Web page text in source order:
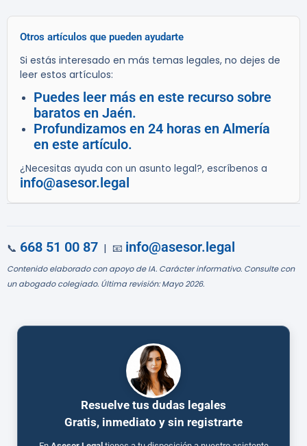
Otros artículos que pueden ayudarte
Si estás interesado en más temas legales, no dejes de
leer estos artículos:
Puedes leer más en este recurso sobre
baratos en Jaén.
Profundizamos en 24 horas en Almería
en este artículo.
¿Necesitas ayuda con un asunto legal?, escríbenos a
info@asesor.legal
📞 668 51 00 87 | 📧 info@asesor.legal
Contenido elaborado con apoyo de IA. Carácter informativo. Consulte con
un abogado colegiado. Última revisión: Mayo 2026.
Resuelve tus dudas legales
Gratis, inmediato y sin registrarte